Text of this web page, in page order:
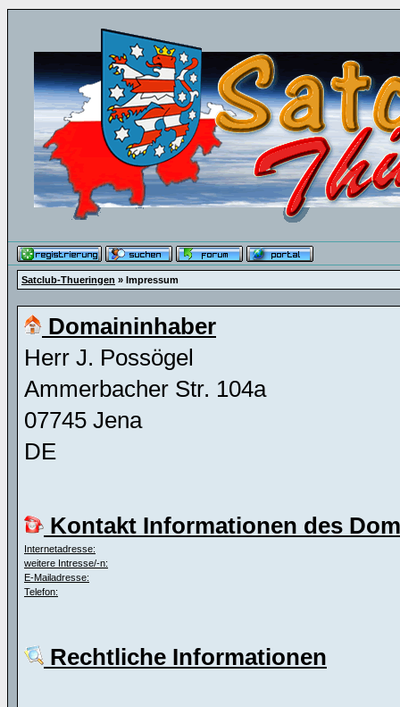
Satclub-Thueringen » Impressum
Domaininhaber
Herr J. Possögel
Ammerbacher Str. 104a
07745 Jena
DE
Kontakt Informationen des
Internetadresse:
weitere Intresse/-n:
E-Mailadresse:
Telefon:
Rechtliche Informationen